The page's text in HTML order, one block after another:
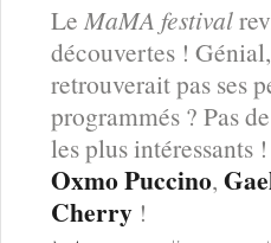
Le MaMA festival
découvertes !
retrouverait pas ses
programmés ? Pas
les plus
Oxmo Puccino,
Cherry !